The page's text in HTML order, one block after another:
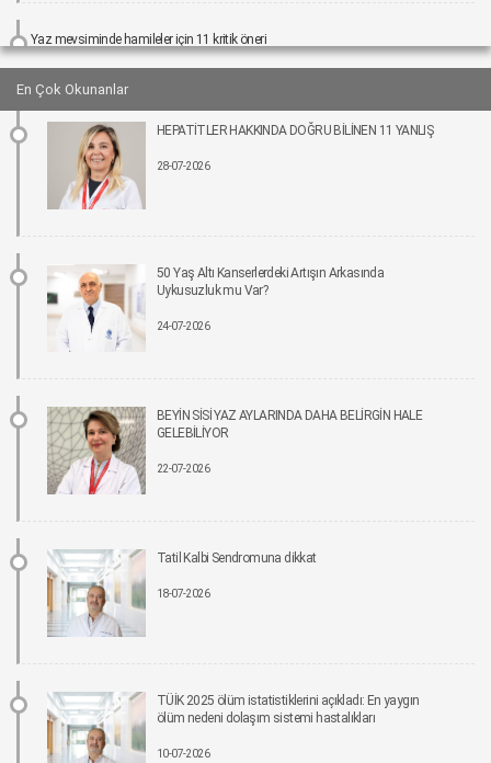
Yaz mevsiminde hamileler için 11 kritik öneri
25-06-2026 12:00
Kız çocuklarında idrar yolu enfeksiyonu riski 4 kata kadar artabiliyor
24-06-2026 12:00
Bel Ağrıları Basit Önlemlerle Kontrol Altına Alınabilir
17-06-2026 12:00
Tıpta Yeni Dönemin Adı: Eş Zamanlı Kombine Cerrahiler
16-06-2026 12:00
İmplant tedavisinde aynı gün yeni diş mümkün
15-06-2026 12:00
Parkinson riskinde çevresel faktörler öne çıkıyor!
15-06-2026 12:00
Fonksiyonel Tıp Hastalığın Değil, Nedenin Peşine Düşüyor
Sigara Kullanım ve Bırakma Davranışları Akademisi Ulusal Tütün Kontrolü
Kongresi’nde Yer Aldı
10-06-2026 12:00
Pankreas kanserinde umut veren gelişme: Yeni tedavi, yaşam süresini yaklaşık iki
En Çok Okunanlar
HEPATİTLER HAKKINDA DOĞRU BİLİNEN 11 YANLIŞ
28-07-2026
50 Yaş Altı Kanserlerdeki Artışın Arkasında
Uykusuzluk mu Var?
24-07-2026
BEYİN SİSİ YAZ AYLARINDA DAHA BELİRGİN HALE
GELEBİLİYOR
22-07-2026
Tatil Kalbi Sendromuna dikkat
18-07-2026
TÜİK 2025 ölüm istatistiklerini açıkladı: En yaygın
ölüm nedeni dolaşım sistemi hastalıkları
10-07-2026